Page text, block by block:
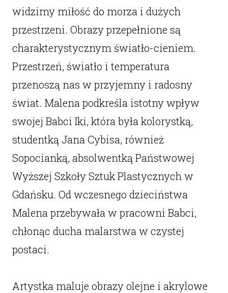
widzimy miłość do morza i dużych
przestrzeni. Obrazy przepełnione są
charakterystycznym światło-cieniem.
Przestrzeń, światło i temperatura
przenoszą nas w przyjemny i radosny
świat. Malena podkreśla istotny wpływ
swojej Babci Iki, która była kolorystką,
studentką Jana Cybisa, również
Sopocianką, absolwentką Państwowej
Wyższej Szkoły Sztuk Plastycznych w
Gdańsku. Od wczesnego dzieciństwa
Malena przebywała w pracowni Babci,
chłonąc ducha malarstwa w czystej
postaci.
Artystka maluje obrazy olejne i akrylowe